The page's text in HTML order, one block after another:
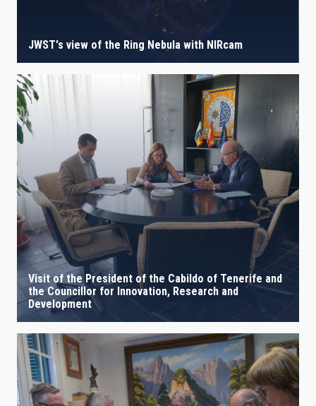
JWST's view of the Ring Nebula with NIRcam
Visit of the President of the Cabildo of Tenerife and
the Councillor for Innovation, Research and
Development